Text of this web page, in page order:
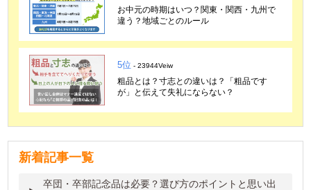
お中元の時期はいつ？関東・関西・九州で
違う？地域ごとのルール
5位 - 23944Veiw
粗品とは？寸志との違いは？「粗品です
が」と伝えて失礼にならない？
新着記事一覧
卒団・卒部記念品は必要？選び方のポイントと思い出